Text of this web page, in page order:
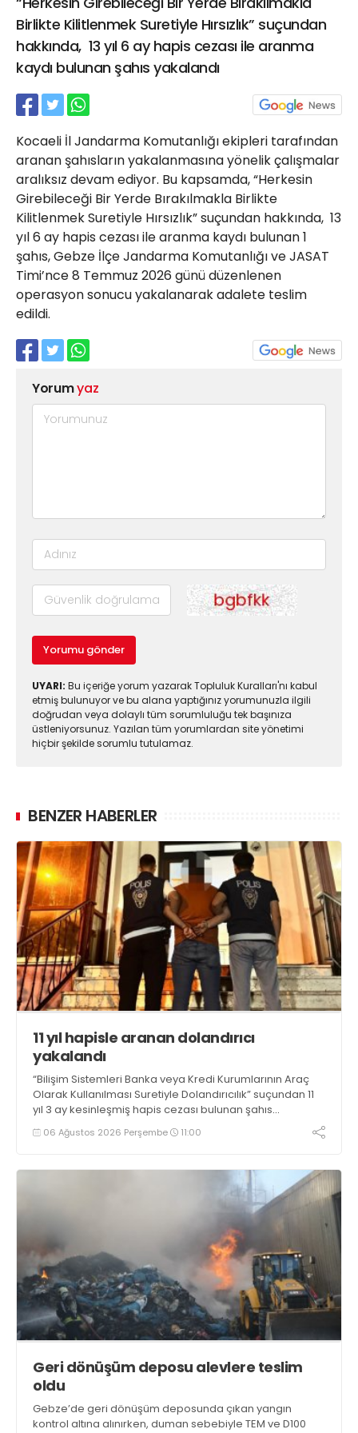
Birlikte Kilitlenmek Suretiyle Hırsızlık” suçundan
hakkında, 13 yıl 6 ay hapis cezası ile aranma
kaydı bulunan şahıs yakalandı
Kocaeli İl Jandarma Komutanlığı ekipleri tarafından
aranan şahısların yakalanmasına yönelik çalışmalar
aralıksız devam ediyor. Bu kapsamda, “Herkesin
Girebileceği Bir Yerde Bırakılmakla Birlikte
Kilitlenmek Suretiyle Hırsızlık” suçundan hakkında, 13
yıl 6 ay hapis cezası ile aranma kaydı bulunan 1
şahıs, Gebze İlçe Jandarma Komutanlığı ve JASAT
Timi’nce 8 Temmuz 2026 günü düzenlenen
operasyon sonucu yakalanarak adalete teslim
edildi.
Yorumyaz
Yorumu gönder
UYARI: Bu içeriğe yorum yazarak Topluluk Kuralları'nı kabul
etmiş bulunuyor ve bu alana yaptığınız yorumunuzla ilgili
doğrudan veya dolaylı tüm sorumluluğu tek başınıza
üstleniyorsunuz. Yazılan tüm yorumlardan site yönetimi
hiçbir şekilde sorumlu tutulamaz.
BENZER HABERLER
11 yıl hapisle aranan dolandırıcı
yakalandı
“Bilişim Sistemleri Banka veya Kredi Kurumlarının Araç
Olarak Kullanılması Suretiyle Dolandırıcılık” suçundan 11
yıl 3 ay kesinleşmiş hapis cezası bulunan şahıs
yakalandı
06 Ağustos 2026 Perşembe 11:00
Geri dönüşüm deposu alevlere teslim
oldu
Gebze’de geri dönüşüm deposunda çıkan yangın
kontrol altına alınırken, duman sebebiyle TEM ve D100
21 Gölcük
02624132333
haber@golcukpostasi.com